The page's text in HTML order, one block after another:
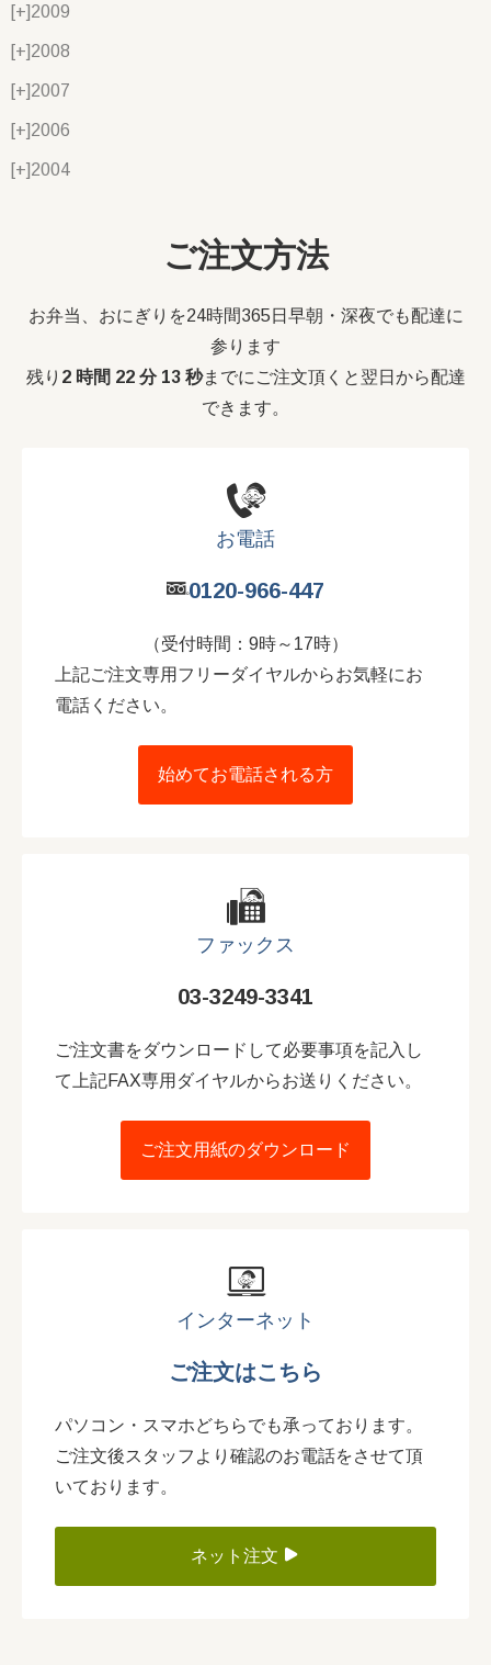
[+]2009
[+]2008
[+]2007
[+]2006
[+]2004
ご注文方法
お弁当、おにぎりを24時間365日早朝・深夜でも配達に
参ります
残り 2 時間 22 分 12 秒までにご注文頂くと翌日から配達
できます。
お電話
0120-966-447
（受付時間：9時～17時）
上記ご注文専用フリーダイヤルからお気軽にお
電話ください。
始めてお電話される方
ファックス
03-3249-3341
ご注文書をダウンロードして必要事項を記入し
て上記FAX専用ダイヤルからお送りください。
ご注文用紙のダウンロード
インターネット
ご注文はこちら
パソコン・スマホどちらでも承っております。
ご注文後スタッフより確認のお電話をさせて頂
いております。
ネット注文